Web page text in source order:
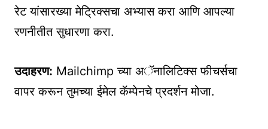
रेट यांसारख्या मेट्रिक्सचा अभ्यास करा आणि आपल्या
रणनीतीत सुधारणा करा.
उदाहरण: Mailchimp च्या अॅनालिटिक्स फीचर्सचा
वापर करून तुमच्या ईमेल कॅम्पेनचे प्रदर्शन मोजा.